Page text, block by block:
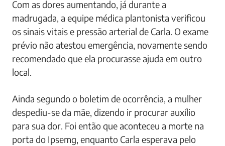
Com as dores aumentando, já durante a
madrugada, a equipe médica plantonista verificou
os sinais vitais e pressão arterial de Carla. O exame
prévio não atestou emergência, novamente sendo
recomendado que ela procurasse ajuda em outro
local.
Ainda segundo o boletim de ocorrência, a mulher
despediu-se da mãe, dizendo ir procurar auxílio
para sua dor. Foi então que aconteceu a morte na
porta do Ipsemg, enquanto Carla esperava pelo